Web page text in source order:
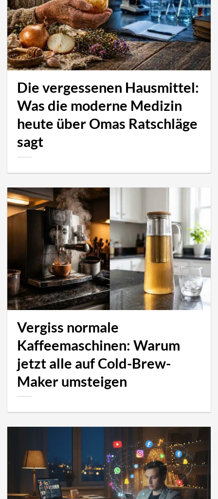
Die vergessenen Hausmittel:
Was die moderne Medizin
heute über Omas Ratschläge
sagt
Vergiss normale
Kaffeemaschinen: Warum
jetzt alle auf Cold-Brew-
Maker umsteigen